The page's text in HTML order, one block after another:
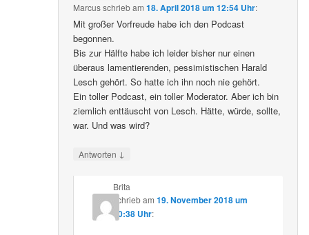
Marcusschriebam18. April 2018 um 12:54 Uhr:
Mit großer Vorfreude habe ich den Podcast
begonnen.
Bis zur Hälfte habe ich leider bisher nur einen
überaus lamentierenden, pessimistischen Harald
Lesch gehört. So hatte ich ihn noch nie gehört.
Ein toller Podcast, ein toller Moderator. Aber ich bin
ziemlich enttäuscht von Lesch. Hätte, würde, sollte,
war. Und was wird?
Antworten ↓
Brita
schriebam 19. November 2018 um
20:38 Uhr: